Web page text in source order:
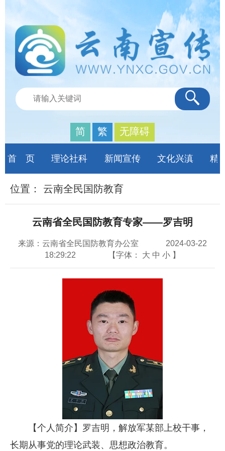
简 繁 无障碍
首 页 理论社科 新闻宣传 文化兴滇 精
位置： 云南全民国防教育
云南省全民国防教育专家——罗吉明
来源：云南省全民国防教育办公室
2024-03-22
18:29:22
【字体： 大 中 小 】
【个人简介】罗吉明，解放军某部上校干事，
长期从事党的理论武装、思想政治教育。